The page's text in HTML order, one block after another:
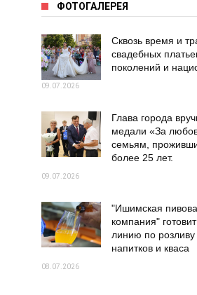
ФОТОГАЛЕРЕЯ
Сквозь время и
свадебных
поколений и
09.07.2026
Глава города
медали «За
семьям,
более 25 лет.
09.07.2026
"Ишимская
компания"
линию по розливу
напитков и кваса
08.07.2026